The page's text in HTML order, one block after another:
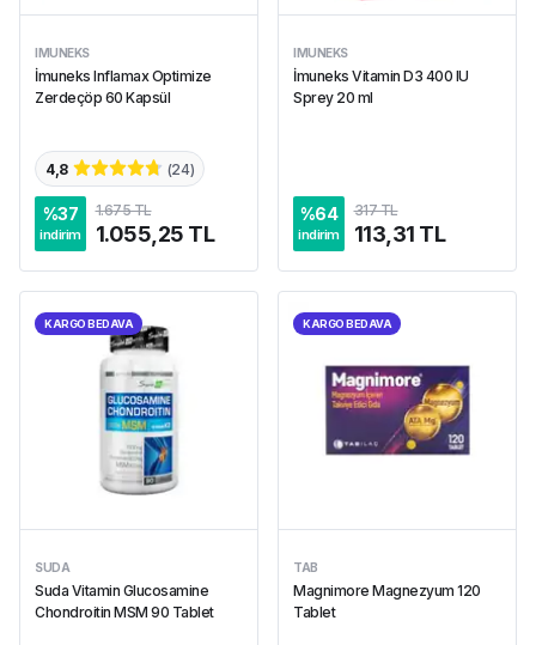
IMUNEKS
İmuneks Inflamax Optimize
Zerdeçöp 60 Kapsül
4,8 (24)
%37
indirim
1.675 TL
1.055,25 TL
IMUNEKS
İmuneks Vitamin D3 400 IU
Sprey 20 ml
%64
indirim
317 TL
113,31 TL
KARGO BEDAVA
SUDA
Suda Vitamin Glucosamine
Chondroitin MSM 90 Tablet
KARGO BEDAVA
TAB
Magnimore Magnezyum 120
Tablet